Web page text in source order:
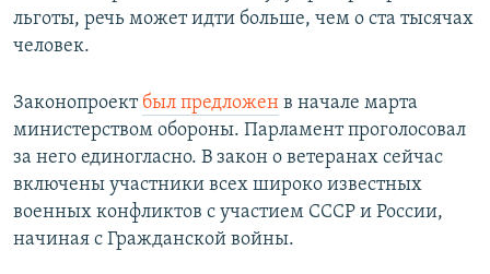
льготы, речь может идти больше, чем о ста тысячах
человек.
Законопроект был предложен в начале марта
министерством обороны. Парламент проголосовал
за него единогласно. В закон о ветеранах сейчас
включены участники всех широко известных
военных конфликтов с участием СССР и России,
начиная с Гражданской войны.